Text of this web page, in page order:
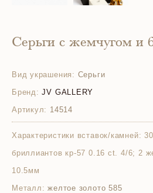
Серьги с жемчугом и
Вид украшения: Серьги
Бренд: JV GALLERY
Артикул: 14514
Характеристики вставок/камней: 30
бриллиантов кр-57 0.16 ct. 4/6; 2
10.5мм
Металл: желтое золото 585